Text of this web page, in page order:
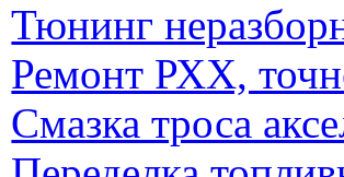
Тюнинг
Ремонт РХХ,
Смазка троса